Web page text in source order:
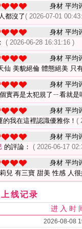
身材 平均
都沒了 ( 2026-07-01
身材 平均
( 2026-06-28 16:31:16 )
身材 平均
仙 美貌絕倫 體態絕美 只
身材 平均
實再是太犯規了ㄧ看就
身材 平均
我在這裡認識優雅你！ (
身材 平均
的評論： ( 2026-06-17
身材 平均
兒 有三寶 甜美 性感 人
线记录
进 入 时
2026-08-08